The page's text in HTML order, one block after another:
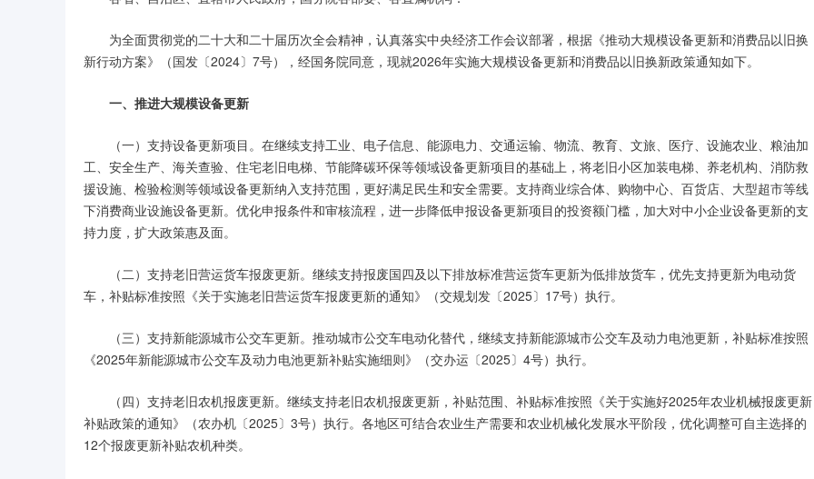
为全面贯彻党的二十大和二十届历次全会精神，认真落实中央经济工作会议部署，根据《推动大规模设备更新和消费品以旧换
新行动方案》（国发〔2024〕7号），经国务院同意，现就2026年实施大规模设备更新和消费品以旧换新政策通知如下。
一、推进大规模设备更新
（一）支持设备更新项目。在继续支持工业、电子信息、能源电力、交通运输、物流、教育、文旅、医疗、设施农业、粮油加
工、安全生产、海关查验、住宅老旧电梯、节能降碳环保等领域设备更新项目的基础上，将老旧小区加装电梯、养老机构、消防救
援设施、检验检测等领域设备更新纳入支持范围，更好满足民生和安全需要。支持商业综合体、购物中心、百货店、大型超市等线
下消费商业设施设备更新。优化申报条件和审核流程，进一步降低申报设备更新项目的投资额门槛，加大对中小企业设备更新的支
持力度，扩大政策惠及面。
（二）支持老旧营运货车报废更新。继续支持报废国四及以下排放标准营运货车更新为低排放货车，优先支持更新为电动货
车，补贴标准按照《关于实施老旧营运货车报废更新的通知》（交规划发〔2025〕17号）执行。
（三）支持新能源城市公交车更新。推动城市公交车电动化替代，继续支持新能源城市公交车及动力电池更新，补贴标准按照
《2025年新能源城市公交车及动力电池更新补贴实施细则》（交办运〔2025〕4号）执行。
（四）支持老旧农机报废更新。继续支持老旧农机报废更新，补贴范围、补贴标准按照《关于实施好2025年农业机械报废更新
补贴政策的通知》（农办机〔2025〕3号）执行。各地区可结合农业生产需要和农业机械化发展水平阶段，优化调整可自主选择的
12个报废更新补贴农机种类。